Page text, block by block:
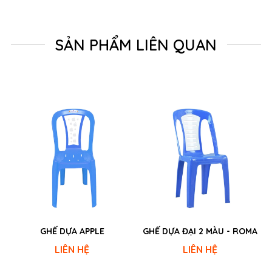
SẢN PHẨM LIÊN QUAN
GHẾ DỰA APPLE
LIÊN HỆ
GHẾ DỰA ĐẠI 2 MÀU - ROMA
LIÊN HỆ